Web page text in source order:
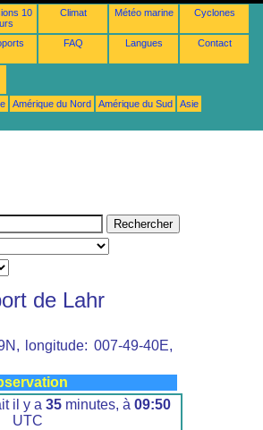
10
Climat Météo marine Cyclones
FAQ Langues Contact
Amérique du Nord Amérique du Sud
Asie
de Lahr
longitude: 007-49-40E,
il y a 35minutes, à 09:50
UTC